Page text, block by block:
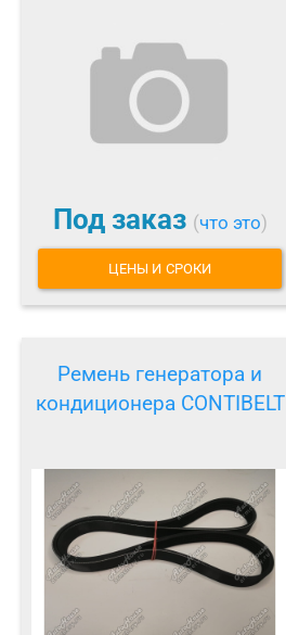
Под заказ (что это)
ЦЕНЫ И СРОКИ
Ремень генератора и
кондиционера CONTIBELT